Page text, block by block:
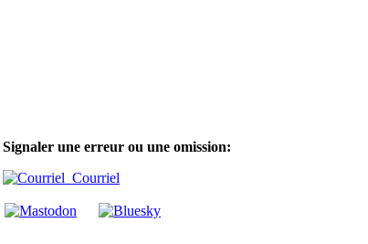
Signaler une erreur ou une omission:
Courriel